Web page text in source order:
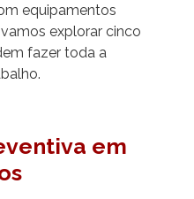
equipamentos
explorar cinco
fazer toda a
em